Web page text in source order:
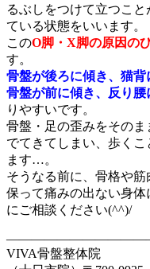
るぶしをつけて立つこ
ている状態をいいます。
このO脚・X脚の原因の
す。
骨盤が後ろに傾き、猫
骨盤が前に傾き、反り
りやすいです。
骨盤・足の歪みをその
でてきてしまい、歩く
ます…。
そうなる前に、骨格や
保って痛みの出ない身
にご相談ください(^^)/
VIVA骨盤整体院